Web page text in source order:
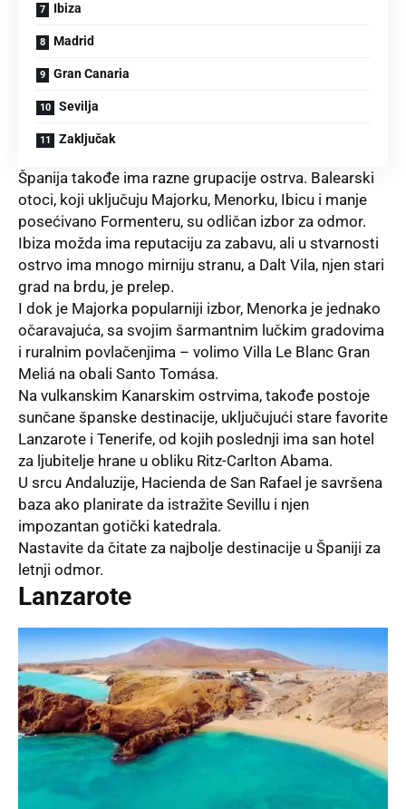
Ibiza
Madrid
Gran Canaria
Sevilja
Zaključak
Španija takođe ima razne grupacije ostrva. Balearski
otoci, koji uključuju Majorku, Menorku, Ibicu i manje
posećivano Formenteru, su odličan izbor za odmor.
Ibiza možda ima reputaciju za zabavu, ali u stvarnosti
ostrvo ima mnogo mirniju stranu, a Dalt Vila, njen stari
grad na brdu, je prelep.
I dok je Majorka popularniji izbor, Menorka je jednako
očaravajuća, sa svojim šarmantnim lučkim gradovima
i ruralnim povlačenjima – volimo Villa Le Blanc Gran
Meliá na obali Santo Tomása.
Na vulkanskim Kanarskim ostrvima, takođe postoje
sunčane španske destinacije, uključujući stare favorite
Lanzarote i Tenerife, od kojih poslednji ima san hotel
za ljubitelje hrane u obliku Ritz-Carlton Abama.
U srcu Andaluzije, Hacienda de San Rafael je savršena
baza ako planirate da istražite Sevillu i njen
impozantan gotički katedrala.
Nastavite da čitate za najbolje destinacije u Španiji za
letnji odmor.
Lanzarote